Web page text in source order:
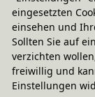
eingesetzten
einsehen und
Sollten Sie auf
verzichten
freiwillig und
Einstellungen